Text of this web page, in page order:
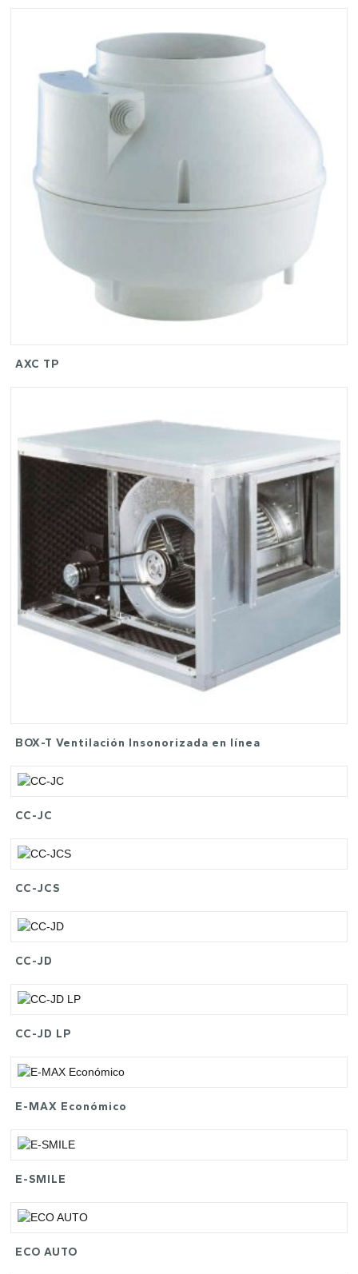
AXC TP
BOX-T Ventilación Insonorizada en línea
CC-JC
CC-JCS
CC-JD
CC-JD LP
E-MAX Económico
E-SMILE
ECO AUTO